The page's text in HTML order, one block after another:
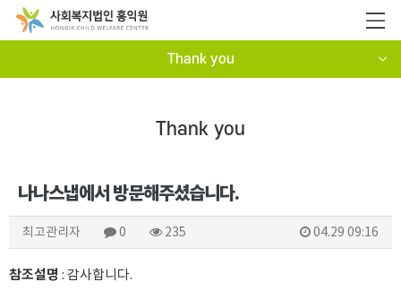
Thank you
Thank you
나나스냅에서 방문해주셨습니다.
최고관리자 0 235 04.29 09:16
참조설명 : 감사합니다.